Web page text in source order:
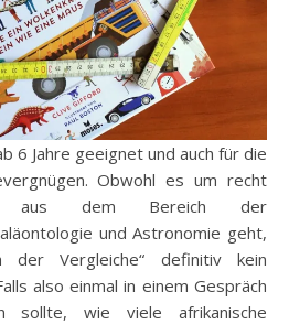
6 Jahre geeignet und auch für die
Obwohl es um recht
aus dem Bereich der
und Astronomie geht,
Vergleiche“ definitiv kein
also einmal in einem Gespräch
sollte, wie viele afrikanische